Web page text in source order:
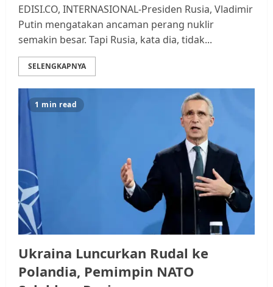
EDISI.CO, INTERNASIONAL-Presiden Rusia, Vladimir
Putin mengatakan ancaman perang nuklir
semakin besar. Tapi Rusia, kata dia, tidak...
SELENGKAPNYA
1 min read
Ukraina Luncurkan Rudal ke
Polandia, Pemimpin NATO